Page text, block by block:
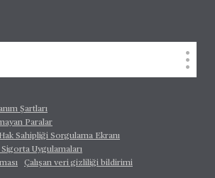
Şartları
Paralar
Sahipliği Sorgulama Ekranı
Sigorta Uygulamaları
Çalışan veri gizliliği bildirimi